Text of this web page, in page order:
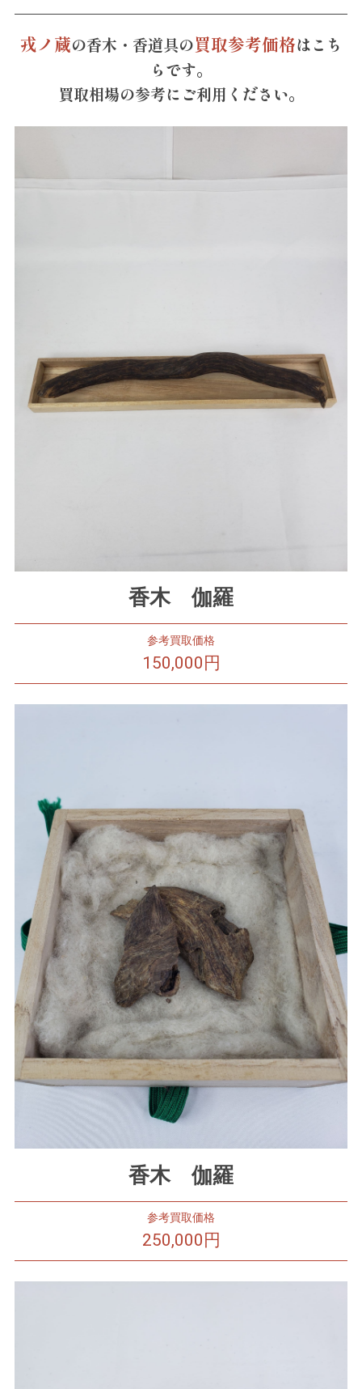
戎ノ蔵の香木・香道具の買取参考価格はこち
らです。
買取相場の参考にご利用ください。
香木 伽羅
参考買取価格
150,000円
香木 伽羅
参考買取価格
250,000円